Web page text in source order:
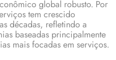
global robusto. Por
tem crescido
décadas, refletindo a
baseadas principalmente
mais focadas em serviços.